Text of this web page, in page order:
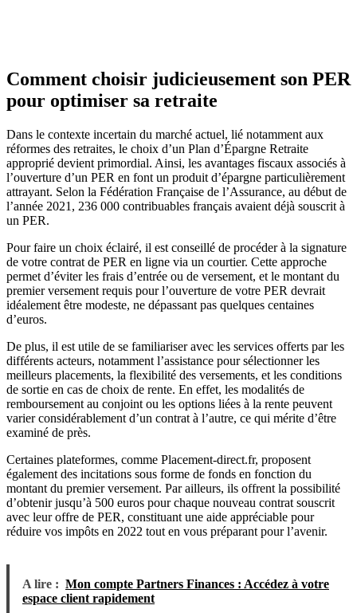
Comment choisir judicieusement son PER
pour optimiser sa retraite
Dans le contexte incertain du marché actuel, lié notamment aux
réformes des retraites, le choix d’un Plan d’Épargne Retraite
approprié devient primordial. Ainsi, les avantages fiscaux associés à
l’ouverture d’un PER en font un produit d’épargne particulièrement
attrayant. Selon la Fédération Française de l’Assurance, au début de
l’année 2021, 236 000 contribuables français avaient déjà souscrit à
un PER.
Pour faire un choix éclairé, il est conseillé de procéder à la signature
de votre contrat de PER en ligne via un courtier. Cette approche
permet d’éviter les frais d’entrée ou de versement, et le montant du
premier versement requis pour l’ouverture de votre PER devrait
idéalement être modeste, ne dépassant pas quelques centaines
d’euros.
De plus, il est utile de se familiariser avec les services offerts par les
différents acteurs, notamment l’assistance pour sélectionner les
meilleurs placements, la flexibilité des versements, et les conditions
de sortie en cas de choix de rente. En effet, les modalités de
remboursement au conjoint ou les options liées à la rente peuvent
varier considérablement d’un contrat à l’autre, ce qui mérite d’être
examiné de près.
Certaines plateformes, comme Placement-direct.fr, proposent
également des incitations sous forme de fonds en fonction du
montant du premier versement. Par ailleurs, ils offrent la possibilité
d’obtenir jusqu’à 500 euros pour chaque nouveau contrat souscrit
avec leur offre de PER, constituant une aide appréciable pour
réduire vos impôts en 2022 tout en vous préparant pour l’avenir.
A lire : Mon compte Partners Finances : Accédez à votre
espace client rapidement